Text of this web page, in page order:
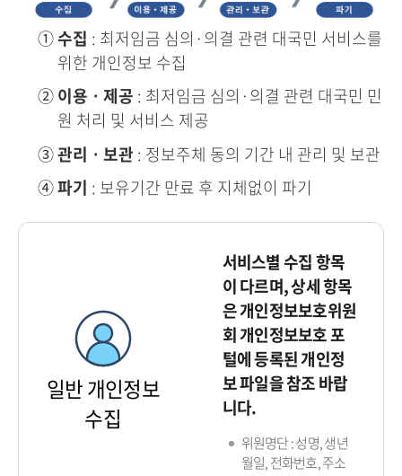
①수집 : 최저임금 심의·의결 관련 대국민 서비스를
위한 개인정보 수집
② 이용ㆍ제공 : 최저임금 심의·의결 관련 대국민 민
원 처리 및 서비스 제공
③관리ㆍ보관 : 정보주체 동의 기간 내 관리 및 보관
④파기 : 보유기간 만료 후 지체없이 파기
일반 개인정보
수집
서비스별 수집 항목
이 다르며, 상세 항목
은 개인정보보호위원
회 개인정보보호 포
털에 등록된 개인정
보 파일을 참조 바랍
니다.
위원명단 : 성명, 생년
월일, 전화번호, 주소